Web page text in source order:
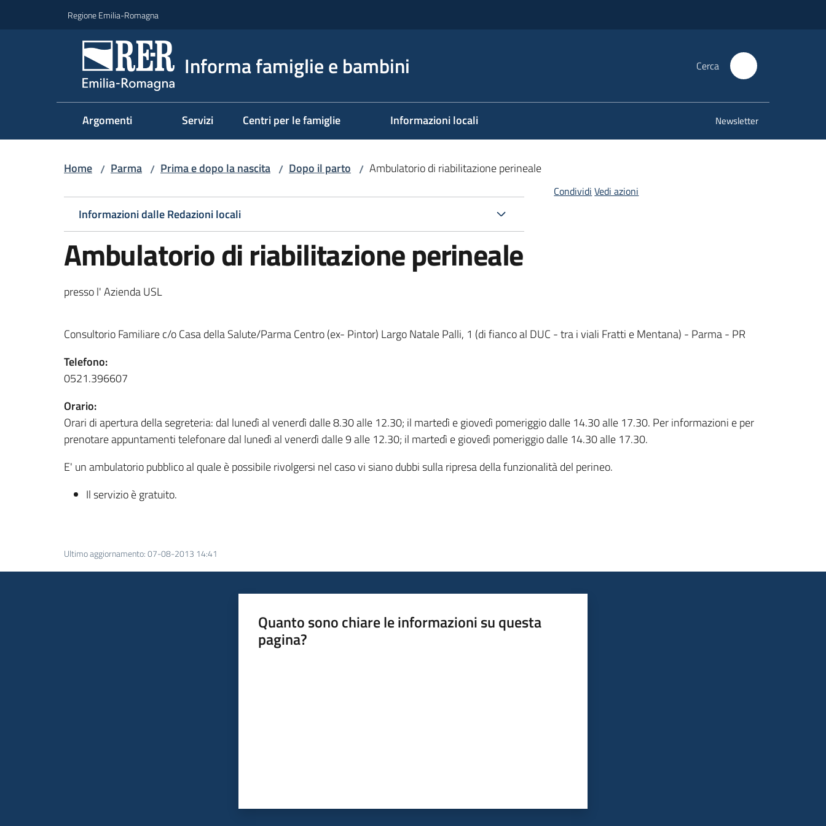
Regione Emilia-Romagna
Informa famiglie e bambini Cerca
Argomenti Servizi Centri per le famiglie Informazioni locali Newsletter
Home / Parma / Prima e dopo la nascita / Dopo il parto / Ambulatorio di riabilitazione perineale
Informazioni dalle Redazioni locali
Ambulatorio di riabilitazione perineale
presso l' Azienda USL
Condividi Vedi azioni
Consultorio Familiare c/o Casa della Salute/Parma Centro (ex- Pintor) Largo Natale Palli, 1 (di fianco al DUC - tra i viali Fratti e Mentana) - Parma - PR
Telefono:
0521.396607
Orario:
Orari di apertura della segreteria: dal lunedì al venerdì dalle 8.30 alle 12.30; il martedì e giovedì pomeriggio dalle 14.30 alle 17.30. Per informazioni e per
prenotare appuntamenti telefonare dal lunedì al venerdì dalle 9 alle 12.30; il martedì e giovedì pomeriggio dalle 14.30 alle 17.30.
E' un ambulatorio pubblico al quale è possibile rivolgersi nel caso vi siano dubbi sulla ripresa della funzionalità del perineo.
Il servizio è gratuito.
Ultimo aggiornamento:07-08-2013 14:41
Quanto sono chiare le informazioni su questa
pagina?